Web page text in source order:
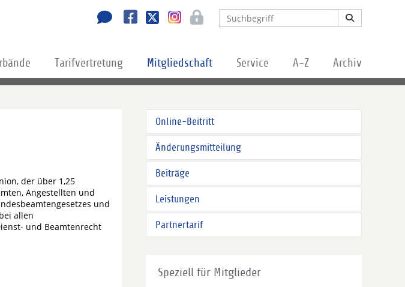
Tarifvertretung Mitgliedschaft Service A-Z Archiv
der über 1,25
Angestellten und
und
allen
und Beamtenrecht
Online-Beitritt
Änderungsmitteilung
Beiträge
Leistungen
Partnertarif
Speziell für Mitglieder